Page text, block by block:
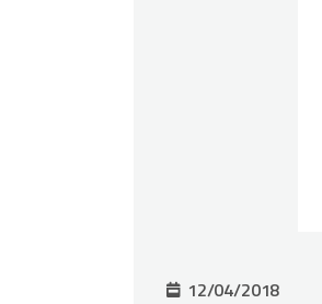
12/04/2018